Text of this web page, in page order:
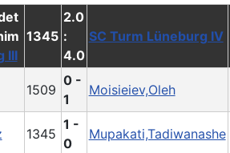
III
1345
2.0
:
4.0
SC Turm Lüneburg IV
1509
0 -
1
Moisieiev,Oleh
1345
1 -
0
Mupakati,Tadiwanashe